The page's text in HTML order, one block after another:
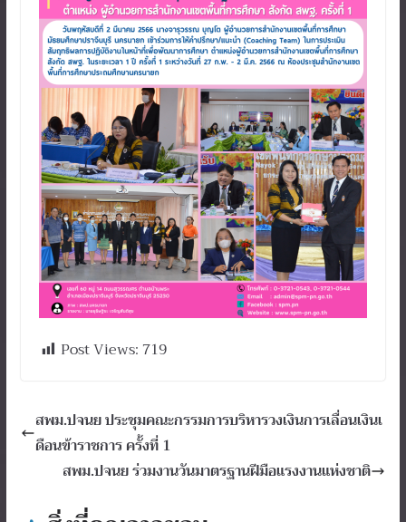
Post Views: 719
สพม.ปจนย ประชุมคณะกรรมการบริหารวงเงินการเลื่อนเงินเ
ดือนข้าราชการ ครั้งที่ 1
สพม.ปจนย ร่วมงานวันมาตรฐานฝีมือแรงงานแห่งชาติ